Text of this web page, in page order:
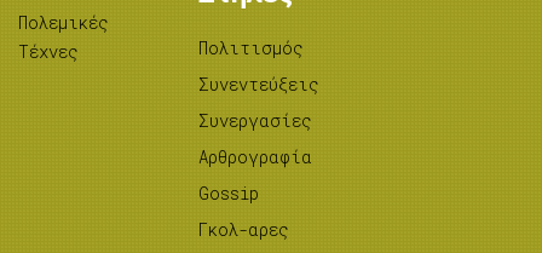
Πολεμικές
Τέχνες
Πολιτισμός
Συνεντεύξεις
Συνεργασίες
Αρθρογραφία
Gossip
Γκολ-αρες